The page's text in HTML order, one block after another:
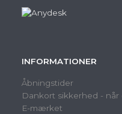
INFORMATIONER
Åbningstider
Dankort sikkerhed -
E-mærket